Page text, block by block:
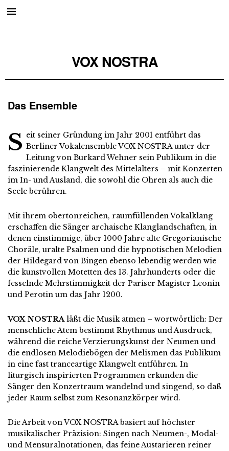
VOX NOSTRA
Das Ensemble
S eit seiner Gründung im Jahr 2001 entführt das
Berliner Vokalensemble VOX NOSTRA unter der
Leitung von Burkard Wehner sein Publikum in die
faszinierende Klangwelt des Mittelalters – mit Konzerten
im In- und Ausland, die sowohl die Ohren als auch die
Seele berühren.
Mit ihrem obertonreichen, raumfüllenden Vokalklang
erschaffen die Sänger archaische Klanglandschaften, in
denen einstimmige, über 1000 Jahre alte Gregorianische
Choräle, uralte Psalmen und die hypnotischen Melodien
der Hildegard von Bingen ebenso lebendig werden wie
die kunstvollen Motetten des 13. Jahrhunderts oder die
fesselnde Mehrstimmigkeit der Pariser Magister Leonin
und Perotin um das Jahr 1200.
VOX NOSTRAläßt die Musik atmen – wortwörtlich: Der
menschliche Atem bestimmt Rhythmus und Ausdruck,
während die reiche Verzierungskunst der Neumen und
die endlosen Melodiebögen der Melismen das Publikum
in eine fast tranceartige Klangwelt entführen. In
liturgisch inspirierten Programmen erkunden die
Sänger den Konzertraum wandelnd und singend, so daß
jeder Raum selbst zum Resonanzkörper wird.
Die Arbeit von VOX NOSTRA basiert auf höchster
musikalischer Präzision: Singen nach Neumen-, Modal-
und Mensuralnotationen, das feine Austarieren reiner